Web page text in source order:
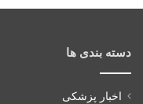
دسته بندی ها
اخبار پزشکی